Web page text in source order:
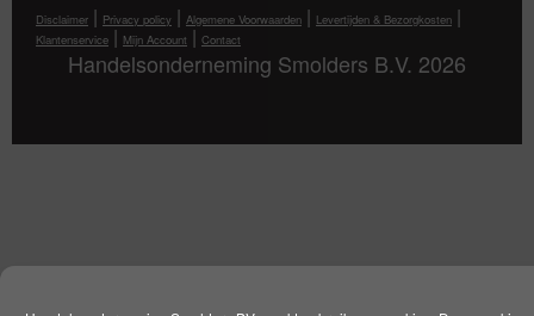
Disclaimer | Privacy policy | Algemene Voorwaarden | Levertijden & Bezorgkosten |
Klantenservice | Mijn Account | Contact
Handelsonderneming Smolders B.V. 2026